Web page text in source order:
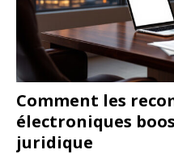
Comment les
électroniques
juridique